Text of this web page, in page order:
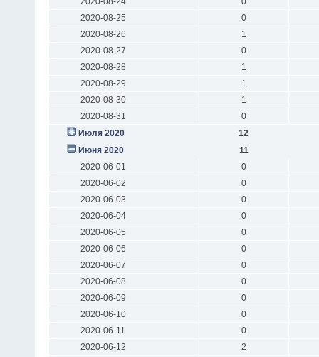
2020-08-25
0
2020-08-26
1
2020-08-27
0
2020-08-28
1
2020-08-29
1
2020-08-30
1
2020-08-31
0
Июля 2020
12
Июня 2020
11
2020-06-01
0
2020-06-02
0
2020-06-03
0
2020-06-04
0
2020-06-05
0
2020-06-06
0
2020-06-07
0
2020-06-08
0
2020-06-09
0
2020-06-10
0
2020-06-11
0
2020-06-12
2